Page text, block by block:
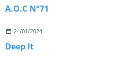
A.O.C N°71
24/01/2024
Deep It